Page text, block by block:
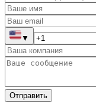
▼
Отправить